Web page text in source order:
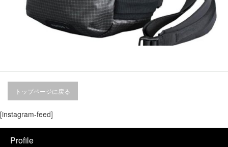
トップページに戻る
[instagram-feed]
Profile